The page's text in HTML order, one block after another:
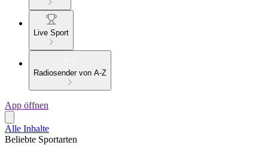
Live Sport
Radiosender von A-Z
App öffnen
Alle Inhalte
Beliebte Sportarten